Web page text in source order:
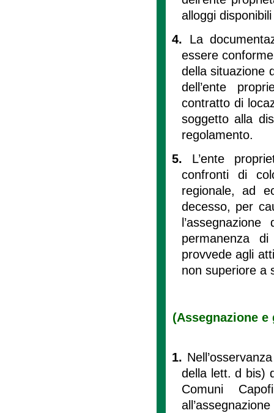
alloggi
4. La
essere
della situazione
dell’ente
contratto di
soggetto alla
regolamento.
5. L’ente
confronti di
regionale, ad
decesso, per
permanenza
provvede agli
non superiore a
(Assegnazione
1.
della lett. d bis)
Comuni